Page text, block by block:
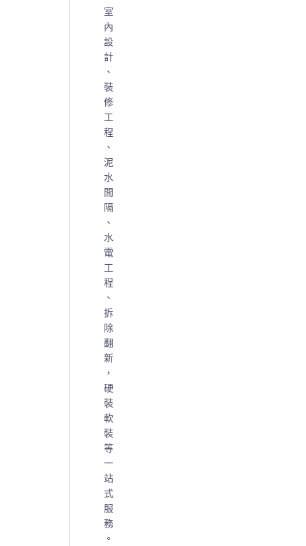
室
內
設
計
、
裝
修
工
程
、
泥
水
間
隔
、
水
電
工
程
、
拆
除
翻
新
，
硬
裝
軟
裝
等
一
站
式
服
務
。